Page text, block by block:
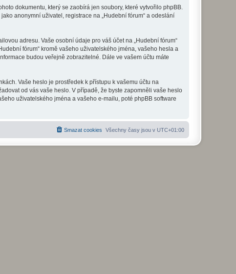
dokumentu, který se zaobírá jen soubory, které vytvořilo phpBB.
anonymní uživatel, registrace na „Hudební fórum“ a odeslání
adresu. Vaše osobní údaje pro váš účet na „Hudební fórum“
fórum“ kromě vašeho uživatelského jména, vašeho hesla a
budou veřejně zobrazitelné. Dále ve vašem účtu máte
Vaše heslo je prostředek k přístupu k vašemu účtu na
od vás vaše heslo. V případě, že byste zapomněli vaše heslo
uživatelského jména a vašeho e-mailu, poté phpBB software
Všechny časy jsou v UTC+01:00
Smazat cookies